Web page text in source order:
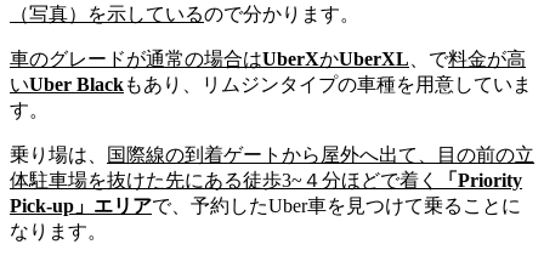
（写真）を示しているので分かります。
車のグレードが通常の場合はUberXかUberXL 、で料金が高
いUber Blackもあり、リムジンタイプの車種を用意していま
す。
乗り場は、
国際線の到着ゲートから屋外へ出て、目の前の立
体駐車場を抜けた先にある徒歩3~４分ほどで着く
「Priority
Pick-up」エリアで、予約したUber車を見つけて乗ることに
なります。